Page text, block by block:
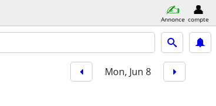
Annonce compte
Mon, Jun 8